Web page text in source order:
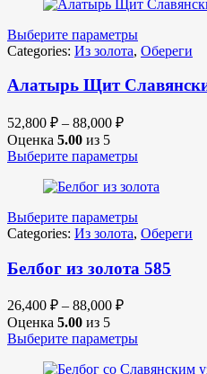
Выберите параметры
Categories: Из золота, Обереги
Алатырь Щит
52,800 ₽ – 88,000 ₽
Оценка 5.00 из 5
Выберите параметры
Выберите параметры
Categories: Из золота, Обереги
Белбог из золота 585
26,400 ₽ – 88,000 ₽
Оценка 5.00 из 5
Выберите параметры